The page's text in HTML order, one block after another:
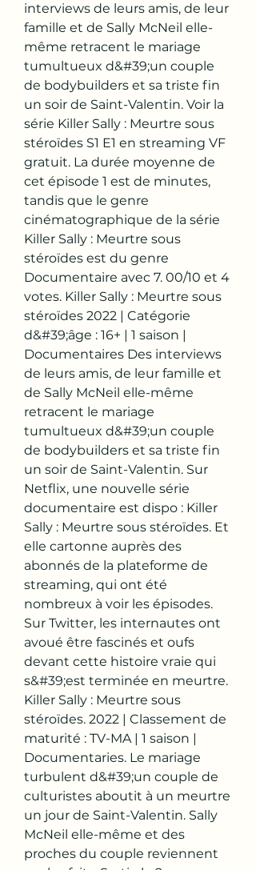
interviews de leurs amis, de leur
famille et de Sally McNeil elle-
même retracent le mariage
tumultueux d&#39;un couple
de bodybuilders et sa triste fin
un soir de Saint-Valentin. Voir la
série Killer Sally : Meurtre sous
stéroïdes S1 E1 en streaming VF
gratuit. La durée moyenne de
cet épisode 1 est de minutes,
tandis que le genre
cinématographique de la série
Killer Sally : Meurtre sous
stéroïdes est du genre
Documentaire avec 7. 00/10 et 4
votes. Killer Sally : Meurtre sous
stéroïdes 2022 | Catégorie
d&#39;âge : 16+ | 1 saison |
Documentaires Des interviews
de leurs amis, de leur famille et
de Sally McNeil elle-même
retracent le mariage
tumultueux d&#39;un couple
de bodybuilders et sa triste fin
un soir de Saint-Valentin. Sur
Netflix, une nouvelle série
documentaire est dispo : Killer
Sally : Meurtre sous stéroïdes. Et
elle cartonne auprès des
abonnés de la plateforme de
streaming, qui ont été
nombreux à voir les épisodes.
Sur Twitter, les internautes ont
avoué être fascinés et oufs
devant cette histoire vraie qui
s&#39;est terminée en meurtre.
Killer Sally : Meurtre sous
stéroïdes. 2022 | Classement de
maturité : TV-MA | 1 saison |
Documentaries. Le mariage
turbulent d&#39;un couple de
culturistes aboutit à un meurtre
un jour de Saint-Valentin. Sally
McNeil elle-même et des
proches du couple reviennent